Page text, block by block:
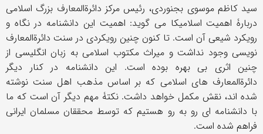
سید کاظم موسوی بجنوردی، رئیس مرکز دائرةالمعارف بزرگ اسلامی
دربارۀ اهمیت اسلامیکا می گوید: اهمیت این دانشنامه در نگاه و
رویکرد شیعی آن است. تا کنون چنین رویکردی در سنت دائرةالمعارف
نویسی وجود نداشت و میراث مکتوب اسلامی به زبان انگلیسی از
چنین اثری بی بهره بوده است. این دانشنامه در کنار دیگر
دائرةالمعارف های اسلامی که بر اساس مذهب اهل سنت نوشته
شده اند، نقش مکمل خواهد داشت. نکتۀ مهم دیگر آن است که ما
با دانشنامه ای رو به رو هستیم که توسط محققان مسلمان ایرانی
فراهم شده است.